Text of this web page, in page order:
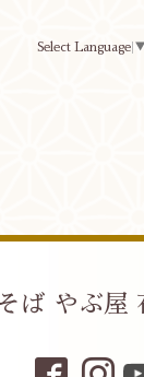
Select Language ▼
ば やぶ屋